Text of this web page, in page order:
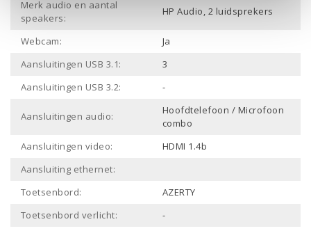
Merk audio en aantal
speakers:
HP Audio, 2 luidsprekers
Webcam:
Ja
Aansluitingen USB 3.1:
3
Aansluitingen USB 3.2:
-
Aansluitingen audio:
Hoofdtelefoon / Microfoon
combo
Aansluitingen video:
HDMI 1.4b
Aansluiting ethernet:
Toetsenbord:
AZERTY
Toetsenbord verlicht:
-